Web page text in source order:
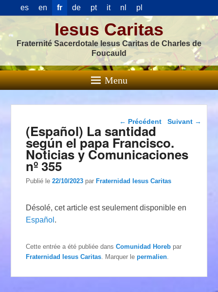
es en fr de pt it nl pl
Iesus Caritas
Fraternité Sacerdotale Iesus Caritas de Charles de
Foucauld
Menu
Navigation dans les
← Précédent Suivant →
(Español) La santidad
según el papa Francisco.
Noticias y Comunicaciones
nº 355
Publié le22/10/2023 parFraternidad Iesus Caritas
Désolé, cet article est seulement disponible en
Español .
Cette entrée a été publiée dansComunidad Horeb par
Fraternidad Iesus Caritas . Marquer lepermalien